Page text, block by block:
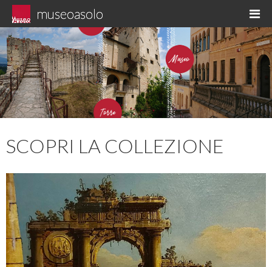
Skip
to
content
museoasolo
Asolo museo diffuso
SCOPRI LA COLLEZIONE